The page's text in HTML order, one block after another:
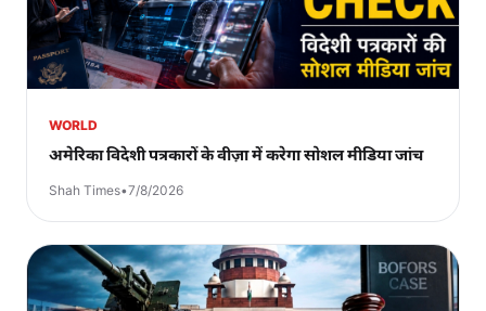
WORLD
अमेरिका विदेशी पत्रकारों के वीज़ा में करेगा सोशल मीडिया जांच
Shah Times•7/8/2026